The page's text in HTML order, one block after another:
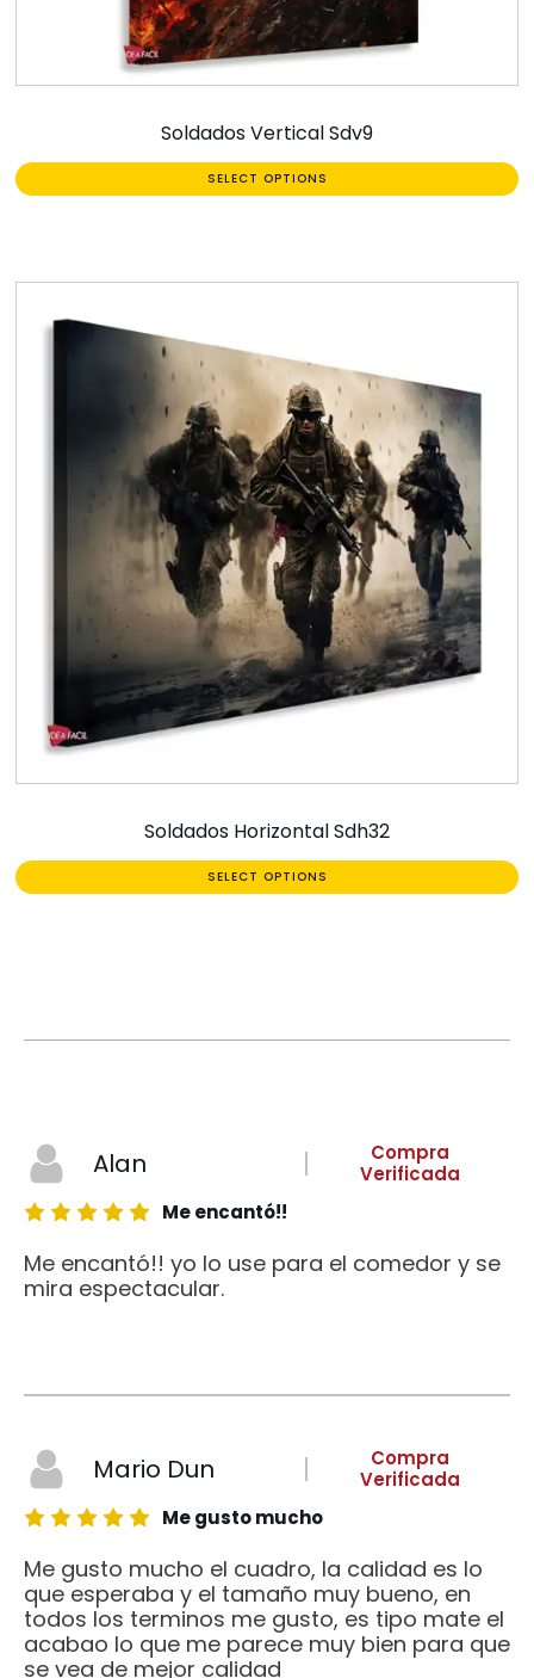
Soldados Vertical Sdv9
SELECT OPTIONS
Soldados Horizontal Sdh32
SELECT OPTIONS
Alan
Compra
Verificada
Me encantó!!
Me encantó!! yo lo use para el comedor y se
mira espectacular.
Mario Dun
Compra
Verificada
Me gusto mucho
Me gusto mucho el cuadro, la calidad es lo
que esperaba y el tamaño muy bueno, en
todos los terminos me gusto, es tipo mate el
acabao lo que me parece muy bien para que
se vea de mejor calidad